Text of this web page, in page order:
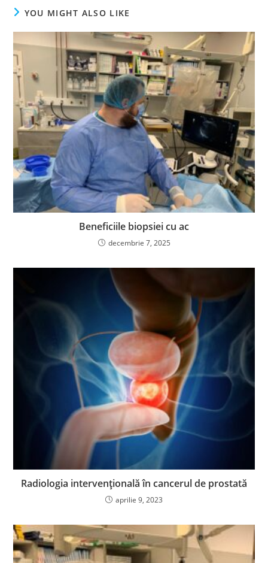
YOU MIGHT ALSO LIKE
Beneficiile biopsiei cu ac
decembrie 7, 2025
Radiologia intervențională în cancerul de prostată
aprilie 9, 2023